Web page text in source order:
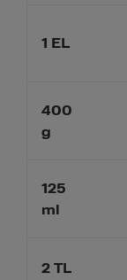
1 EL
400
g
125
ml
2 TL